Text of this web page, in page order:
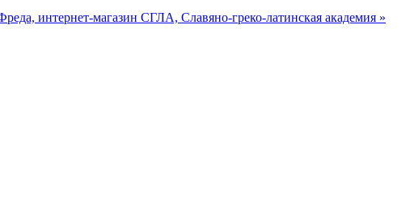
интернет-магазин СГЛА, Славяно-греко-латинская академия »